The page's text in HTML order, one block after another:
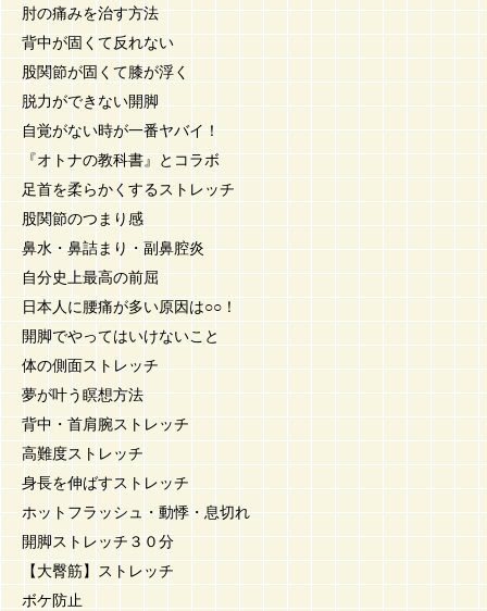
肘の痛みを治す方法
背中が固くて反れない
股関節が固くて膝が浮く
脱力ができない開脚
自覚がない時が一番ヤバイ！
『オトナの教科書』とコラボ
足首を柔らかくするストレッチ
股関節のつまり感
鼻水・鼻詰まり・副鼻腔炎
自分史上最高の前屈
日本人に腰痛が多い原因は○○！
開脚でやってはいけないこと
体の側面ストレッチ
夢が叶う瞑想方法
背中・首肩腕ストレッチ
高難度ストレッチ
身長を伸ばすストレッチ
ホットフラッシュ・動悸・息切れ
開脚ストレッチ３０分
【大臀筋】ストレッチ
ボケ防止